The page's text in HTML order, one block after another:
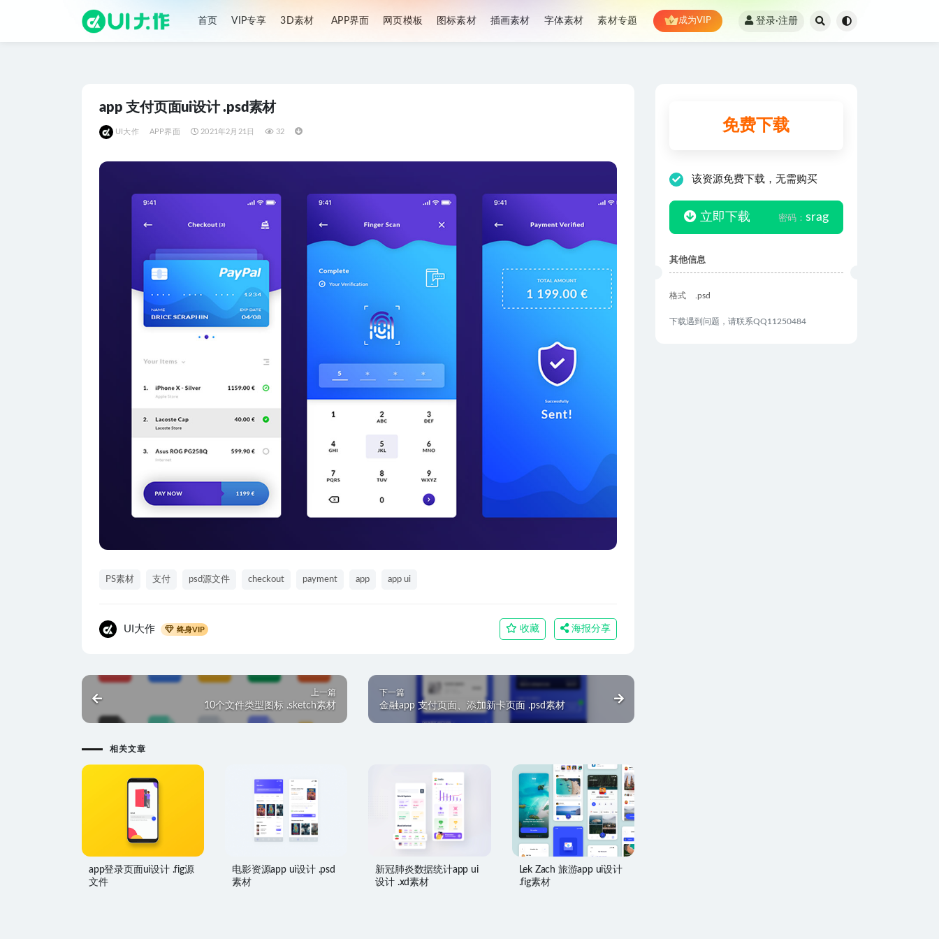
首页 VIP专享 3D素材 APP界面 网页模板 图标素材 插画素材 字体素材 素材专题 成为VIP 登录·注册
app 支付页面ui设计 .psd素材
UI大作 APP界面 2021年2月21日 32
PS素材 支付 psd源文件 checkout payment app app ui
UI大作 终身VIP 收藏 海报分享
上一篇
10个文件类型图标 .sketch素材
下一篇
金融app 支付页面、添加新卡页面 .psd素材
相关文章
app登录页面ui设计 .fig源
文件
电影资源app ui设计 .psd
素材
新冠肺炎数据统计app ui
设计 .xd素材
Lek Zach 旅游app ui设计
.fig素材
免费下载
该资源免费下载，无需购买
立即下载 密码：srag
其他信息
格式 .psd
下载遇到问题，请联系QQ11250484